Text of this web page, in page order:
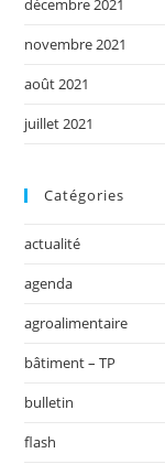
novembre 2021
août 2021
juillet 2021
Catégories
actualité
agenda
agroalimentaire
bâtiment – TP
bulletin
flash